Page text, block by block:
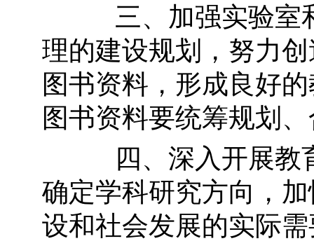
三、加强实验室和
理的建设规划，努力
图书资料，形成良好
图书资料要统筹规划
四、深入开展教育
确定学科研究方向，
设和社会发展的实际